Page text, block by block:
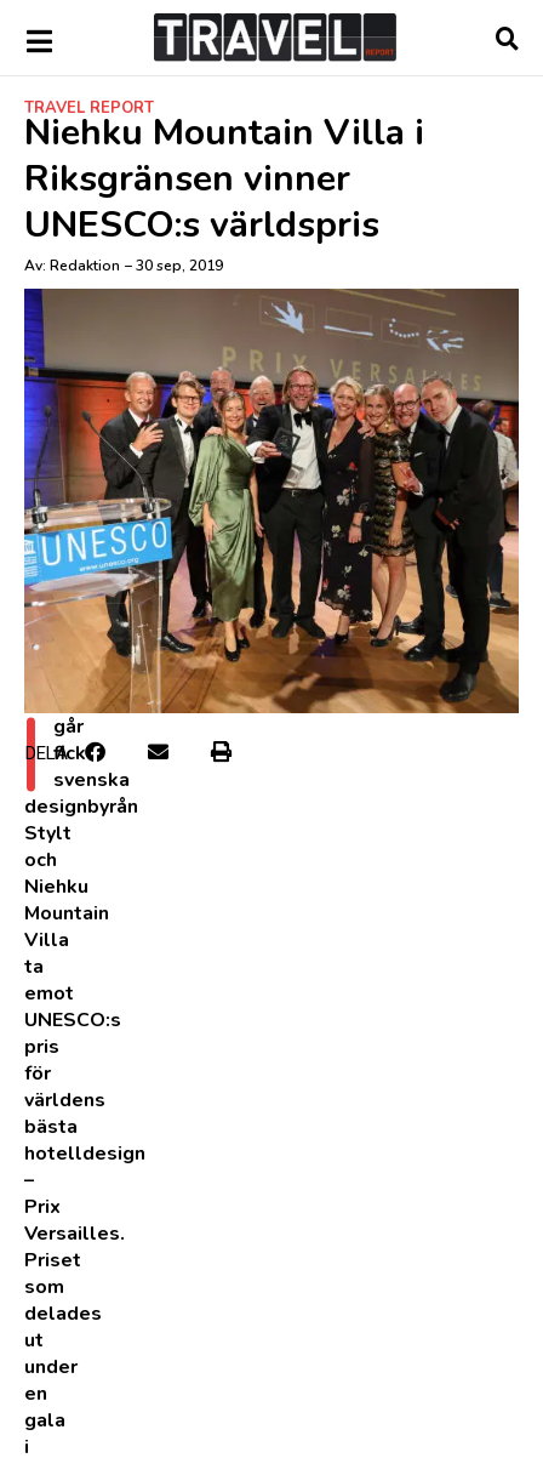
TRAVEL REPORT
Niehku Mountain Villa i
Riksgränsen vinner
UNESCO:s världspris
Av: Redaktion –30 sep, 2019
I går
fick
svenska
designbyrån
Stylt
och
Niehku
Mountain
Villa
ta
emot
UNESCO:s
pris
för
världens
bästa
hotelldesign
–
Prix
Versailles.
Priset
som
delades
ut
under
en
gala
i
DELA